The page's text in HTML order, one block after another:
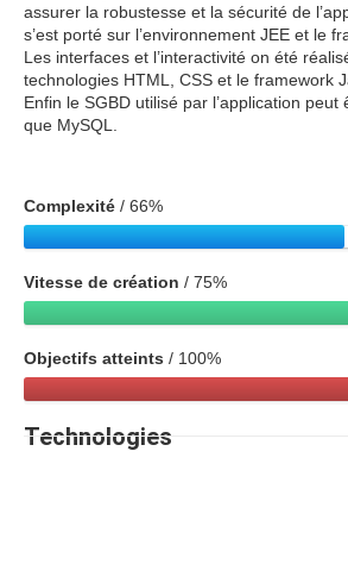
assurer la robustesse et la sécurité de
s’est porté sur l’environnement JEE et le
Les interfaces et l’interactivité on été
technologies HTML, CSS et le framework
Enfin le SGBD utilisé par l’application
que MySQL.
Complexité / 66%
Vitesse de création / 75%
Objectifs atteints / 100%
Technologies